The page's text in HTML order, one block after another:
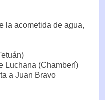
la acometida de agua,
Luchana (Chamberí)
a Juan Bravo